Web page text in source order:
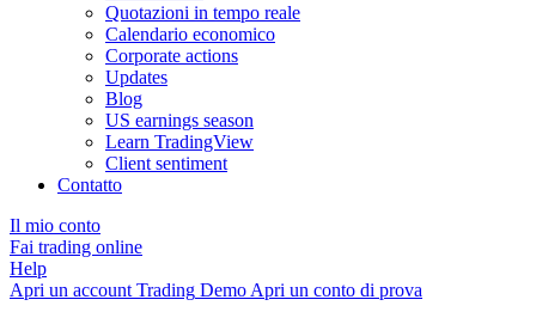
Quotazioni in tempo reale
Calendario economico
Corporate actions
Updates
Blog
US earnings season
Learn TradingView
Client sentiment
Contatto
Il mio conto
Fai trading online
Help
Apri un account Trading Demo Apri un conto di prova